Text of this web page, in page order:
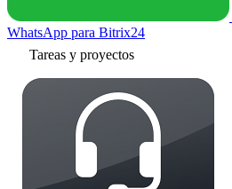
WhatsApp para Bitrix24
Tareas y proyectos